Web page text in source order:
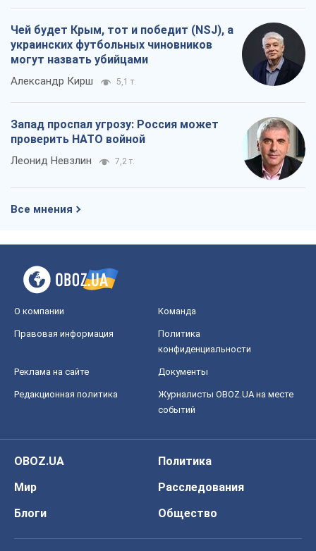
Чей будет Крым, тот и победит (NSJ), а
украинских футбольных чиновников
могут назвать убийцами
Александр Кирш 5,1 т.
Запад проспал угрозу: Россия может
проверить НАТО войной
Леонид Невзлин 7,2 т.
Все мнения
О компании Команда
Правовая информация
Политика
конфиденциальности
Реклама на сайте Документы
Редакционная политика
Журналисты OBOZ.UA на месте
событий
OBOZ.UA
Политика
Мир
Расследования
Блоги
Общество